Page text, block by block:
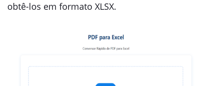
obtê-los em formato XLSX.